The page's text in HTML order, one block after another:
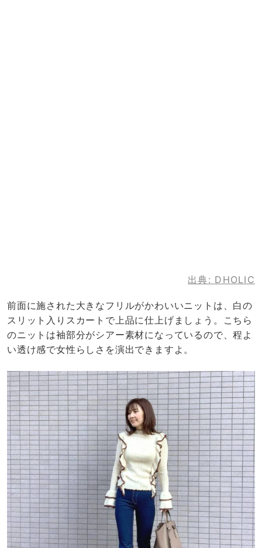
出典: DHOLIC
前面に施された大きなフリルがかわいいニットは、白の
スリット入りスカートで上品に仕上げましょう。こちら
のニットは袖部分がシアー素材になっているので、程よ
い透け感で女性らしさを演出できますよ。